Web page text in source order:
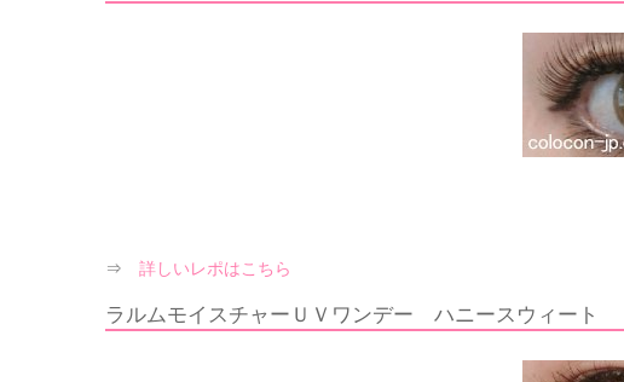
⇒ 詳しいレポはこちら
ラルムモイスチャーＵＶワンデー ハニースウィート